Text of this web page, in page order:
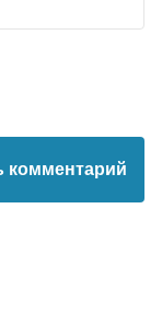
комментарий